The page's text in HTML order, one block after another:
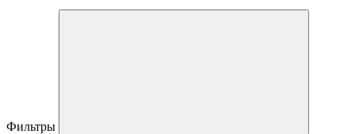
Фильтры